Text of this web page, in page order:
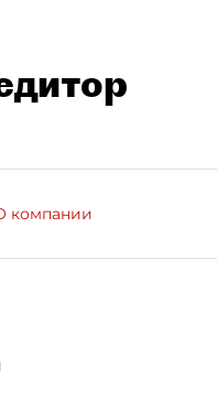
компании